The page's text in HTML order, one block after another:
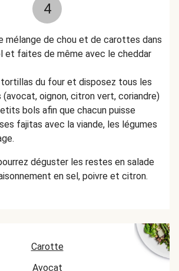
4
mélange de chou et de carottes dans
et faites de même avec le cheddar
du four et disposez tous les
(avocat, oignon, citron vert, coriandre)
bols afin que chacun puisse
fajitas avec la viande, les légumes
déguster les restes en salade
en sel, poivre et citron.
Carotte
Avocat